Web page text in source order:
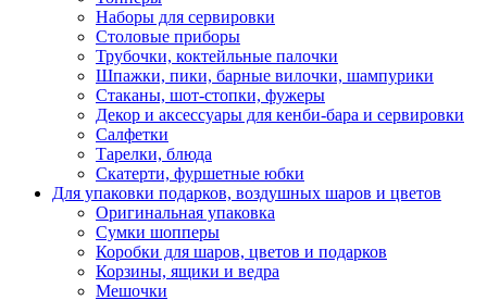
Наборы для сервировки
Столовые приборы
Трубочки, коктейльные палочки
Шпажки, пики, барные вилочки, шампурики
Стаканы, шот-стопки, фужеры
Декор и аксессуары для кенби-бара и сервировки
Салфетки
Тарелки, блюда
Скатерти, фуршетные юбки
Для упаковки подарков, воздушных шаров и цветов
Оригинальная упаковка
Сумки шопперы
Коробки для шаров, цветов и подарков
Корзины, ящики и ведра
Мешочки